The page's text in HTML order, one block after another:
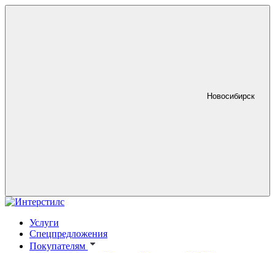
Новосибирск
Услуги
Спецпредложения
Покупателям